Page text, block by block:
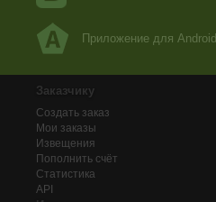
Приложение для Android
Заказчику
Создать заказ
Мои заказы
Извещения
Пополнить счёт
Статистика
API